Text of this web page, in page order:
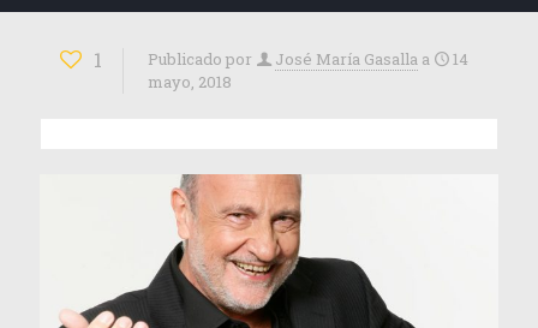
1 Publicado por José María Gasalla a
14
mayo, 2018